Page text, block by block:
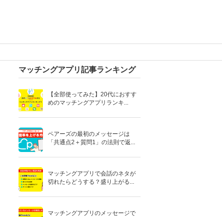
マッチングアプリ記事ランキング
【全部使ってみた】20代におすす
めのマッチングアプリランキ...
ペアーズの最初のメッセージは
「共通点2＋質問1」の法則で返...
マッチングアプリで会話のネタが
切れたらどうする？盛り上がる...
マッチングアプリのメッセージで